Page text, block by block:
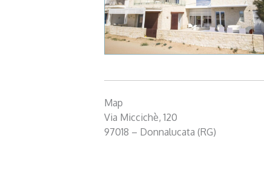
Map
Via Miccichè, 120
97018 – Donnalucata (RG)